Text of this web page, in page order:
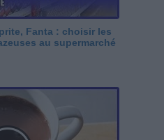
Fanta : choisir les
au supermarché